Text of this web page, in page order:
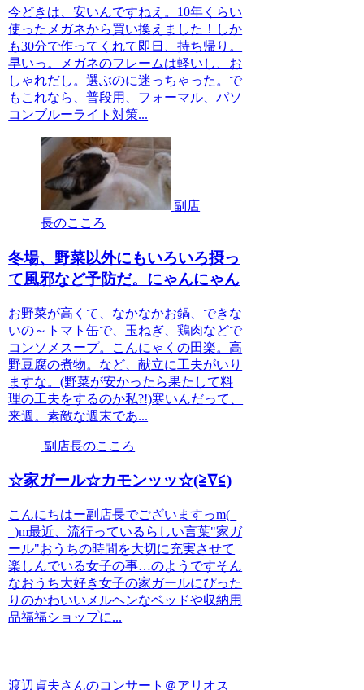
今どきは、安いんですねえ。10年くらい
使ったメガネから買い換えました！しか
も30分で作ってくれて即日、持ち帰り。
早いっ。メガネのフレームは軽いし、お
しゃれだし。選ぶのに迷っちゃった。で
もこれなら、普段用、フォーマル、パソ
コンブルーライト対策...
副店
長のこころ
冬場、野菜以外にもいろいろ摂っ
て風邪など予防だ。にゃんにゃん
お野菜が高くて、なかなかお鍋、できな
いの～トマト缶で、玉ねぎ、鶏肉などで
コンソメスープ。こんにゃくの田楽。高
野豆腐の煮物。など、献立に工夫がいり
ますな。(野菜が安かったら果たして料
理の工夫をするのか私?!)寒いんだって、
来週。素敵な週末であ...
副店長のこころ
☆家ガール☆カモンッッ☆(≧∇≦)
こんにちはー副店長でございますっm(_
_)m最近、流行っているらしい言葉"家ガ
ール"おうちの時間を大切に充実させて
楽しんでいる女子の事…のようですそん
なおうち大好き女子の家ガールにぴった
りのかわいいメルヘンなベッドや収納用
品福福ショップに...
渡辺貞夫さんのコンサート＠アリオス